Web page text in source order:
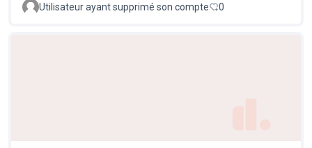
Utilisateur ayant supprimé son compte 0